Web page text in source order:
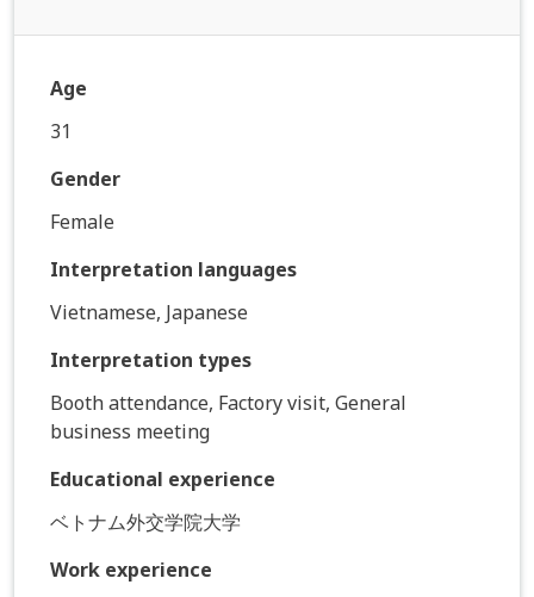
Age
31
Gender
Female
Interpretation languages
Vietnamese, Japanese
Interpretation types
Booth attendance, Factory visit, General
business meeting
Educational experience
ベトナム外交学院大学
Work experience